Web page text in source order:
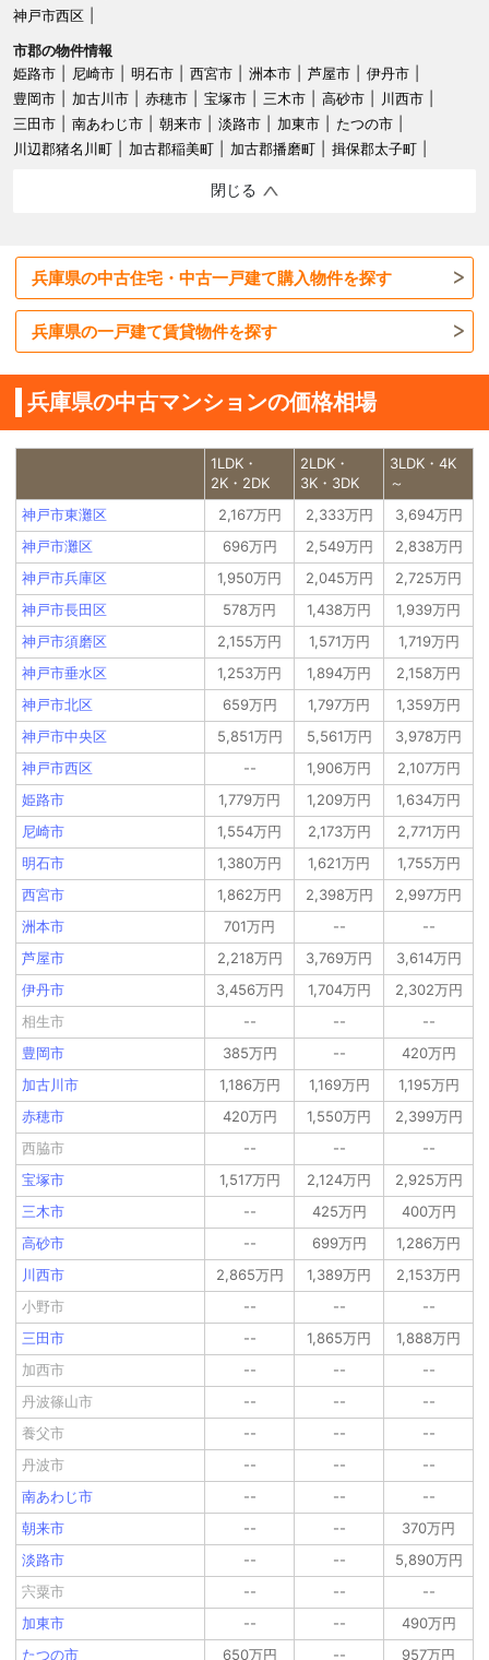
神戸市西区
市郡の物件情報
姫路市
尼崎市 明石市 西宮市 洲本市 芦屋市
伊丹市
豊岡市
加古川市 赤穂市 宝塚市 三木市 高砂市
川西市
三田市
南あわじ市 朝来市 淡路市 加東市
たつの市
川辺郡猪名川町
加古郡稲美町 加古郡播磨町 揖保郡太子町
閉じる
兵庫県の中古住宅・中古一戸建て購入物件を探す
兵庫県の一戸建て賃貸物件を探す
兵庫県の中古マンションの価格相場
1LDK・
2K・2DK
2LDK・
3K・3DK
3LDK・4K
～
神戸市東灘区
2,167万円 2,333万円
3,694万円
神戸市灘区
696万円 2,549万円
2,838万円
神戸市兵庫区
1,950万円 2,045万円
2,725万円
神戸市長田区
578万円 1,438万円
1,939万円
神戸市須磨区
2,155万円 1,571万円
1,719万円
神戸市垂水区
1,253万円 1,894万円
2,158万円
神戸市北区
659万円 1,797万円
1,359万円
神戸市中央区
5,851万円 5,561万円
3,978万円
神戸市西区
-- 1,906万円
2,107万円
姫路市
1,779万円 1,209万円
1,634万円
尼崎市
1,554万円 2,173万円
2,771万円
明石市
1,380万円 1,621万円
1,755万円
西宮市
1,862万円 2,398万円
2,997万円
洲本市
701万円 --
--
芦屋市
2,218万円 3,769万円
3,614万円
伊丹市
3,456万円 1,704万円
2,302万円
相生市
-- --
--
豊岡市
385万円 --
420万円
加古川市
1,186万円 1,169万円
1,195万円
赤穂市
420万円 1,550万円
2,399万円
西脇市
-- --
--
宝塚市
1,517万円 2,124万円
2,925万円
三木市
-- 425万円
400万円
高砂市
-- 699万円
1,286万円
川西市
2,865万円 1,389万円
2,153万円
小野市
-- --
--
三田市
-- 1,865万円
1,888万円
加西市
-- --
--
丹波篠山市
-- --
--
養父市
-- --
--
丹波市
-- --
--
南あわじ市
-- --
--
朝来市
-- --
370万円
淡路市
-- --
5,890万円
宍粟市
-- --
--
加東市
-- --
490万円
たつの市
650万円 -- 957万円